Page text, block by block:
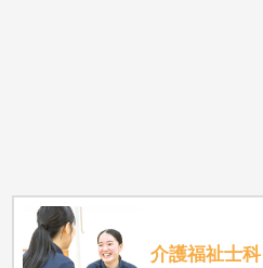
介護福祉士科